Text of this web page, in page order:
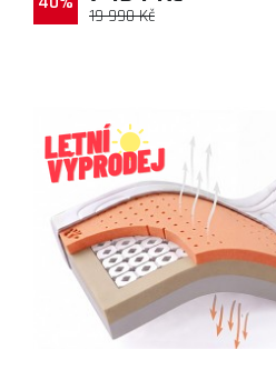
19 990 Kč